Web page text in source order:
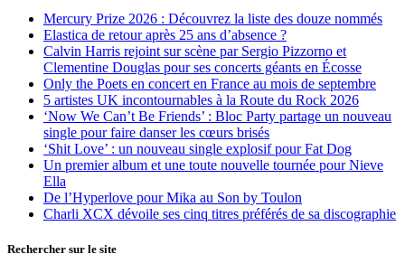
Mercury Prize 2026 : Découvrez la liste des douze nommés
Elastica de retour après 25 ans d’absence ?
Calvin Harris rejoint sur scène par Sergio Pizzorno et
Clementine Douglas pour ses concerts géants en Écosse
Only the Poets en concert en France au mois de septembre
5 artistes UK incontournables à la Route du Rock 2026
‘Now We Can’t Be Friends’ : Bloc Party partage un nouveau
single pour faire danser les cœurs brisés
‘Shit Love’ : un nouveau single explosif pour Fat Dog
Un premier album et une toute nouvelle tournée pour Nieve
Ella
De l’Hyperlove pour Mika au Son by Toulon
Charli XCX dévoile ses cinq titres préférés de sa discographie
Rechercher sur le site